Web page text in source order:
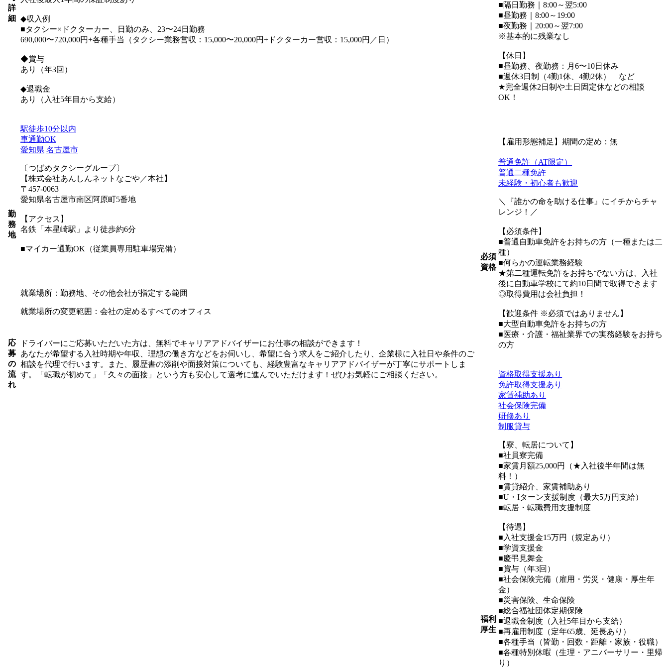
詳
細
◆収入例
■タクシー×ドクターカー、日勤のみ、23〜24日勤務
690,000〜720,000円+各種手当（タクシー業務営収：15,000〜20,000円+ドクターカー営収：15,000円／日）
◆賞与
あり（年3回）
◆退職金
あり（入社5年目から支給）
勤
務
地
駅徒歩10分以内
車通勤OK
愛知県 名古屋市
〔つばめタクシーグループ〕
【株式会社あんしんネットなごや／本社】
〒457-0063
愛知県名古屋市南区阿原町5番地
【アクセス】
名鉄「本星崎駅」より徒歩約6分
■マイカー通勤OK（従業員専用駐車場完備）
就業場所：勤務地、その他会社が指定する範囲
就業場所の変更範囲：会社の定めるすべてのオフィス
応
募
の
流
れ
ドライバーにご応募いただいた方は、無料でキャリアアドバイザーにお仕事の相談ができます！
あなたが希望する入社時期や年収、理想の働き方などをお伺いし、希望に合う求人をご紹介したり、企業様に入社日や条件のご
相談を代理で行います。また、履歴書の添削や面接対策についても、経験豊富なキャリアアドバイザーが丁寧にサポートしま
す。「転職が初めて」「久々の面接」という方も安心して選考に進んでいただけます！ぜひお気軽にご相談ください。
■隔日勤務｜8:00～翌5:00
■昼勤務｜8:00～19:00
■夜勤務｜20:00～翌7:00
※基本的に残業なし
【休日】
■昼勤務、夜勤務：月6〜10日休み
■週休3日制（4勤1休、4勤2休） など
★完全週休2日制や土日固定休などの相談
OK！
【雇用形態補足】期間の定め：無
必須
資格
普通免許（AT限定）
普通二種免許
未経験・初心者も歓迎
＼『誰かの命を助ける仕事』にイチからチャ
レンジ！／
【必須条件】
■普通自動車免許をお持ちの方（一種または二
種）
■何らかの運転業務経験
★第二種運転免許をお持ちでない方は、入社
後に自動車学校にて約10日間で取得できます
◎取得費用は会社負担！
【歓迎条件 ※必須ではありません】
■大型自動車免許をお持ちの方
■医療・介護・福祉業界での実務経験をお持ち
の方
福利
厚生
資格取得支援あり
免許取得支援あり
家賃補助あり
社会保険完備
研修あり
制服貸与
【寮、転居について】
■社員寮完備
■家賃月額25,000円（★入社後半年間は無
料！）
■賃貸紹介、家賃補助あり
■U・Iターン支援制度（最大5万円支給）
■転居・転職費用支援制度
【待遇】
■入社支援金15万円（規定あり）
■学資支援金
■慶弔見舞金
■賞与（年3回）
■社会保険完備（雇用・労災・健康・厚生年
金）
■災害保険、生命保険
■総合福祉団体定期保険
■退職金制度（入社5年目から支給）
■再雇用制度（定年65歳、延長あり）
■各種手当（皆勤・回数・距離・家族・役職）
■各種特別休暇（生理・アニバーサリー・里帰
り）